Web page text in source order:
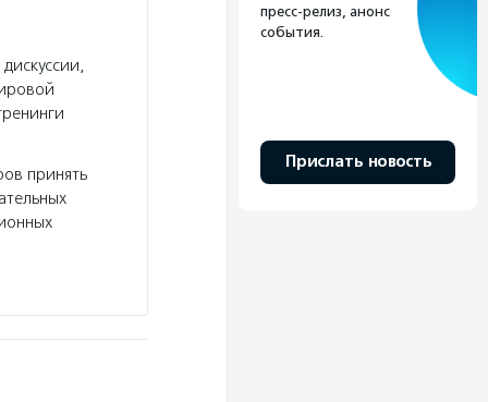
принять
Благотворительный Фонд «Сафмар»
с инвалидностью, помогает храмам и
пресс-релиз, анонс
события.
Прислать новость